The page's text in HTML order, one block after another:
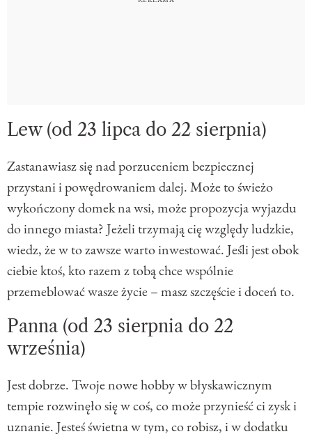
Lew (od 23 lipca do 22 sierpnia)
Zastanawiasz się nad porzuceniem bezpiecznej
przystani i powędrowaniem dalej. Może to świeżo
wykończony domek na wsi, może propozycja wyjazdu
do innego miasta? Jeżeli trzymają cię względy ludzkie,
wiedz, że w to zawsze warto inwestować. Jeśli jest obok
ciebie ktoś, kto razem z tobą chce wspólnie
przemeblować wasze życie – masz szczęście i doceń to.
Panna (od 23 sierpnia do 22
września)
Jest dobrze. Twoje nowe hobby w błyskawicznym
tempie rozwinęło się w coś, co może przynieść ci zysk i
uznanie. Jesteś świetna w tym, co robisz, i w dodatku